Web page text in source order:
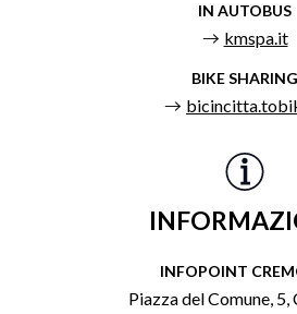
IN AUTOBUS
kmspa.it
BIKE SHARING
INFOPOINT
Piazza del Comune, 5,